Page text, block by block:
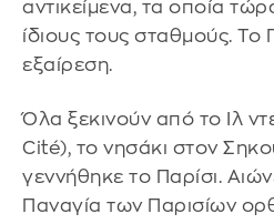
αντικείμενα, τα οποία
ίδιους τους σταθμούς. Το
εξαίρεση.
Όλα ξεκινούν από το Ιλ
Cité), το νησάκι στον
γεννήθηκε το Παρίσι.
Παναγία των Παρισίων